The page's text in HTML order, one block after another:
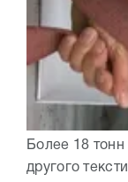
Более 18 тонн
другого